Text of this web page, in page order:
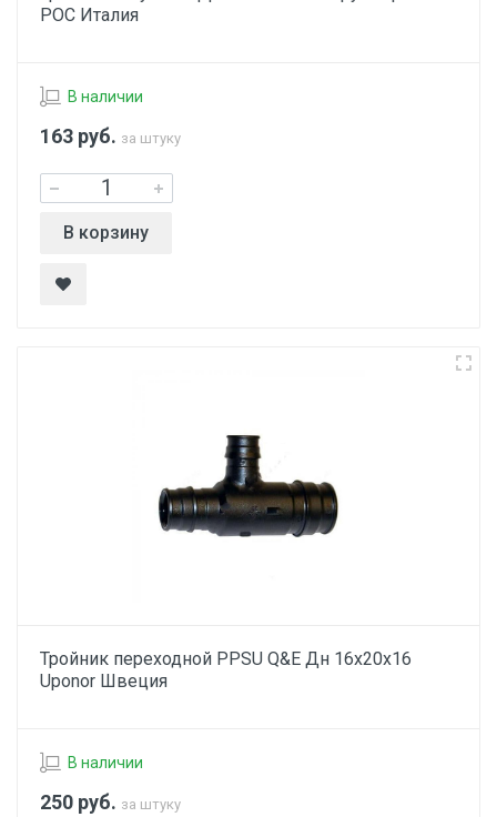
РОС Италия
В наличии
163 руб. за штуку
В корзину
Тройник переходной PPSU Q&E Дн 16х20х16
Uponor Швеция
В наличии
250 руб. за штуку